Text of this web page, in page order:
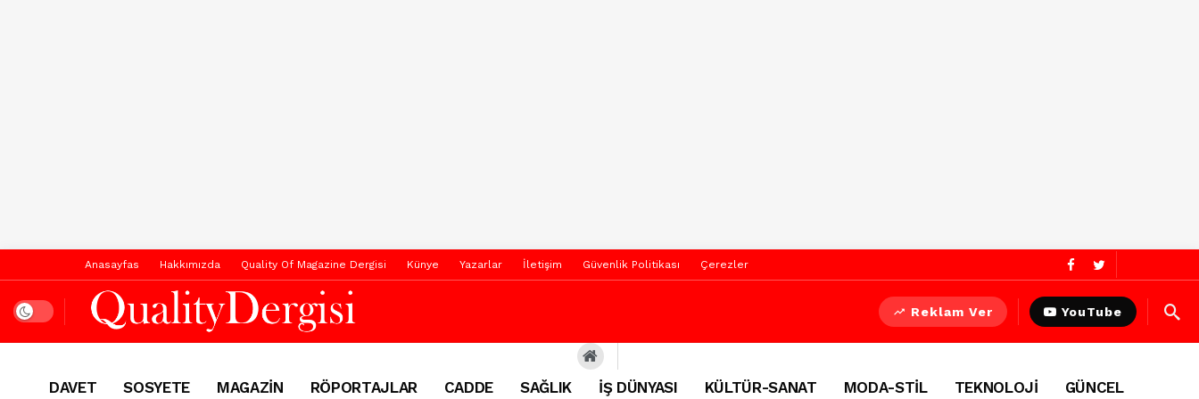
Anasayfas Hakkımızda Quality Of Magazine Dergisi Künye Yazarlar İletişim Güvenlik Politikası Çerezler
Dark mode Reklam Ver YouTube
DAVET SOSYETE MAGAZİN RÖPORTAJLAR CADDE SAĞLIK İŞ DÜNYASI KÜLTÜR-SANAT MODA-STİL TEKNOLOJİ GÜNCEL